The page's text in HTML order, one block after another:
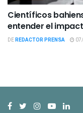
Científicos
entender el
DEREDACTOR PRENSA